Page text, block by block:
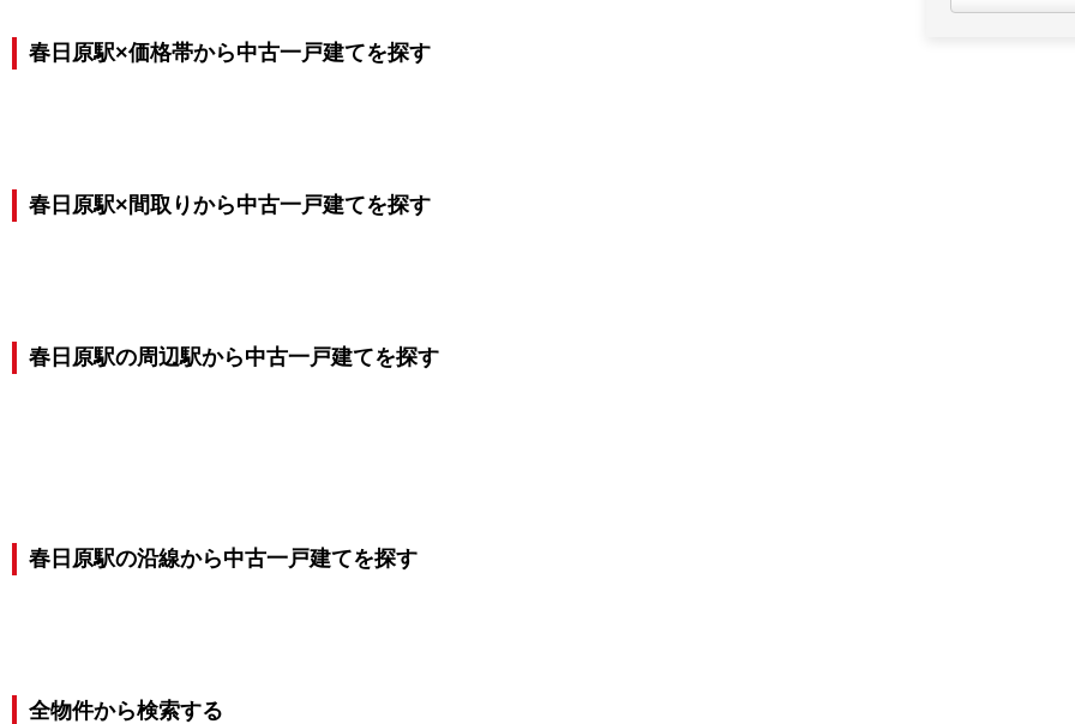
春日原駅×価格帯から中古一戸建てを探す
春日原駅×間取りから中古一戸建てを探す
春日原駅の周辺駅から中古一戸建てを探す
春日原駅の沿線から中古一戸建てを探す
全物件から検索する